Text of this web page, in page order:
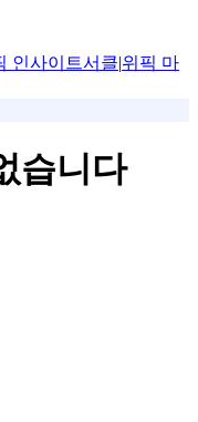
인사이트서클|위픽 마
습니다